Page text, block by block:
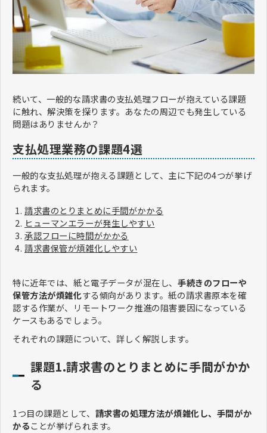
続いて、一般的な請求書の支払処理フローが抱えている課題
に触れ、解決策を探ります。あなたの周辺でも発生している
問題はありませんか？
支払処理業務の課題4選
一般的な支払処理が抱える課題として、主に下記の4つが挙げ
られます。
請求書のとりまとめに手間がかかる
ヒューマンエラーが発生しやすい
承認フローに時間がかかる
請求書保管が煩雑化しやすい
特に近年では、紙と電子データが混在し、 手続きのフローや
保管方法が煩雑化する傾向があります。紙の請求書原本を確
認する作業が、リモートワーク推進の阻害要因になっている
ケースもあるでしょう。
それぞれの課題について、詳しく解説します。
課題1.請求書のとりまとめに手間がかか
る
1つ目の課題として、 請求書の処理方法が煩雑化し、手間がか
かることが挙げられます。